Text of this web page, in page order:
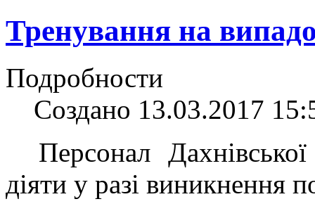
Тренування на
Подробности
Создано 13.03.2017
Персонал
діяти у разі виникнення